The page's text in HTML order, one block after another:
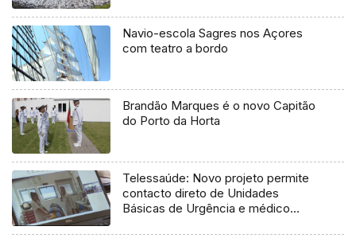
Navio-escola Sagres nos Açores
com teatro a bordo
Brandão Marques é o novo Capitão
do Porto da Horta
Telessaúde: Novo projeto permite
contacto direto de Unidades
Básicas de Urgência e médico